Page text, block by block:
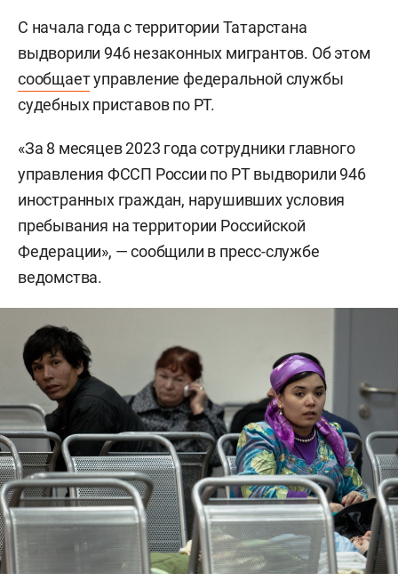
С начала года с территории Татарстана
выдворили 946 незаконных мигрантов. Об этом
сообщаетуправление федеральной службы
судебных приставов по РТ.
«За 8 месяцев 2023 года сотрудники главного
управления ФССП России по РТ выдворили 946
иностранных граждан, нарушивших условия
пребывания на территории Российской
Федерации», — сообщили в пресс-службе
ведомства.